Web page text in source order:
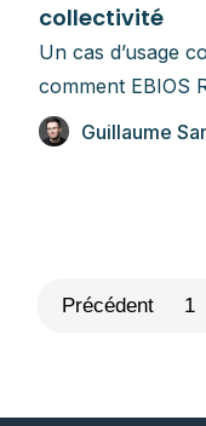
collectivité
Un cas d’usage
comment EBIOS
Guillaume
Précédent 1